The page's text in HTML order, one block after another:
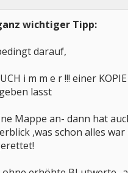
wichtiger Tipp:
darauf,
i m m e r !!! einer
lasst
Mappe an- dann hat
,was schon alles